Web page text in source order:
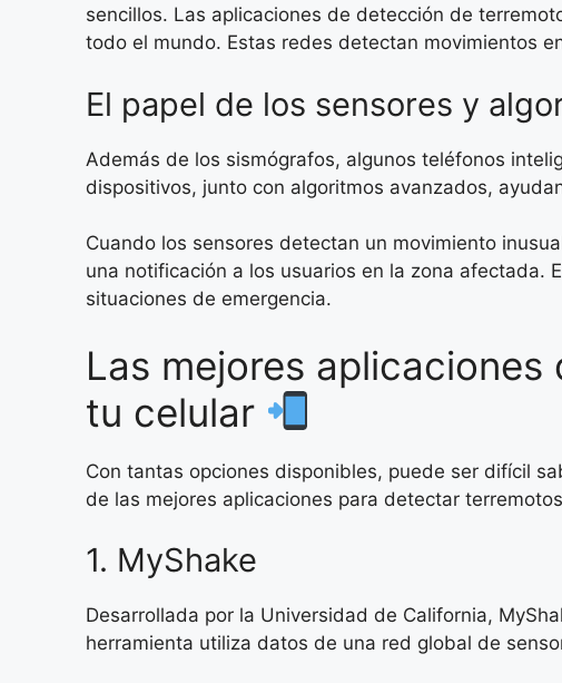
sencillos. Las aplicaciones de detección de
todo el mundo. Estas redes detectan movimientos
El papel de los sensores y
Además de los sismógrafos, algunos teléfonos
dispositivos, junto con algoritmos avanzados,
Cuando los sensores detectan un movimiento
una notificación a los usuarios en la zona afectada.
situaciones de emergencia.
Las mejores
tu celular
Con tantas opciones disponibles, puede ser difícil
de las mejores aplicaciones para detectar
1. MyShake
Desarrollada por la Universidad de California,
herramienta utiliza datos de una red global de